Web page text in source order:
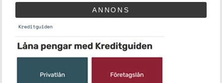
ANNONS